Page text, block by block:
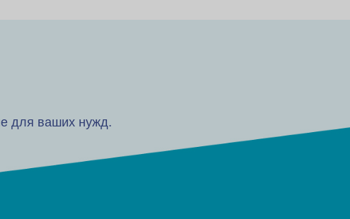
для ваших нужд.